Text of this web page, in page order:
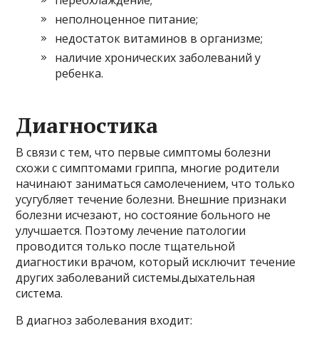
неполноценное питание;
недостаток витаминов в организме;
наличие хронических заболеваний у
ребенка.
Диагностика
В связи с тем, что первые симптомы болезни
схожи с симптомами гриппа, многие родители
начинают заниматься самолечением, что только
усугубляет течение болезни. Внешние признаки
болезни исчезают, но состояние больного не
улучшается. Поэтому лечение патологии
проводится только после тщательной
диагностики врачом, который исключит течение
других заболеваний системы.дыхательная
система.
В диагноз заболевания входит: